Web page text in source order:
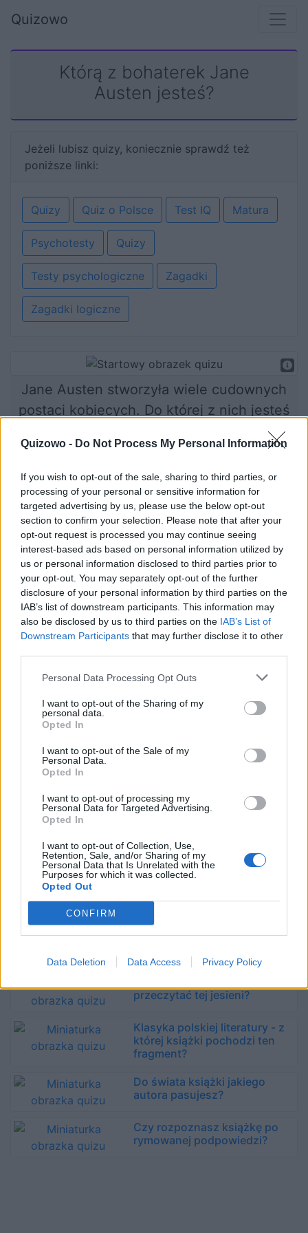
Quizowo - Do Not Process My Personal Information
If you wish to opt-out of the sale, sharing to third parties, or
processing of your personal or sensitive information for
targeted advertising by us, please use the below opt-out
section to confirm your selection. Please note that after your
opt-out request is processed you may continue seeing
interest-based ads based on personal information utilized by
us or personal information disclosed to third parties prior to
your opt-out. You may separately opt-out of the further
disclosure of your personal information by third parties on the
IAB’s list of downstream participants. This information may
also be disclosed by us to third parties on the IAB’s List of
Downstream Participants that may further disclose it to other
Personal Data Processing Opt Outs
I want to opt-out of the Sharing of my
personal data.
Opted In
I want to opt-out of the Sale of my
Personal Data.
Opted In
I want to opt-out of processing my
Personal Data for Targeted Advertising.
Opted In
I want to opt-out of Collection, Use,
Retention, Sale, and/or Sharing of my
Personal Data that Is Unrelated with the
Purposes for which it was collected.
Opted Out
CONFIRM
Data Deletion Data Access Privacy Policy
Quizowo
Którą z bohaterek Jane
Austen jesteś?
Jeżeli lubisz quizy, koniecznie sprawdź też
poniższe linki:
Quizy Quiz o Polsce Test IQ Matura
Psychotesty Quizy
Testy psychologiczne Zagadki
Zagadki logiczne
Jane Austen stworzyła wiele cudownych
postaci kobiecych. Do której z nich jesteś
Rozpocznij quiz
Którą z bohaterek klasycznej
literatury jesteś?
Którą z bohaterek "Jeżycjady"
Czy odgadniesz, która postać
tutaj NIE pasuje?
ten bohater?
Książka niejedno ma imię - o
przeczytać tej jesieni?
Klasyka polskiej literatury - z
której książki pochodzi ten
fragment?
Do świata książki jakiego
autora pasujesz?
Czy rozpoznasz książkę po
rymowanej podpowiedzi?